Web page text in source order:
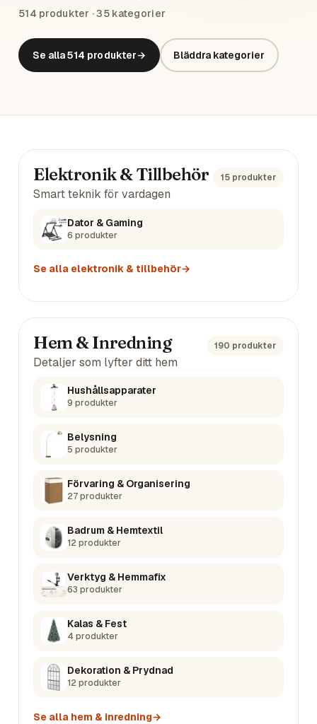
514 produkter ·35 kategorier
Se alla514 produkter→ Bläddra kategorier
Huvudkategorier
Elektronik & Tillbehör 15 produkter
Smart teknik för vardagen
Dator & Gaming
6 produkter
Se alla elektronik & tillbehör→
Hem & Inredning 190 produkter
Detaljer som lyfter ditt hem
Hushållsapparater
9 produkter
Belysning
5 produkter
Förvaring & Organisering
27produkter
Badrum & Hemtextil
12 produkter
Verktyg & Hemmafix
63 produkter
Kalas & Fest
4 produkter
Dekoration & Prydnad
12 produkter
Se alla hem & inredning→